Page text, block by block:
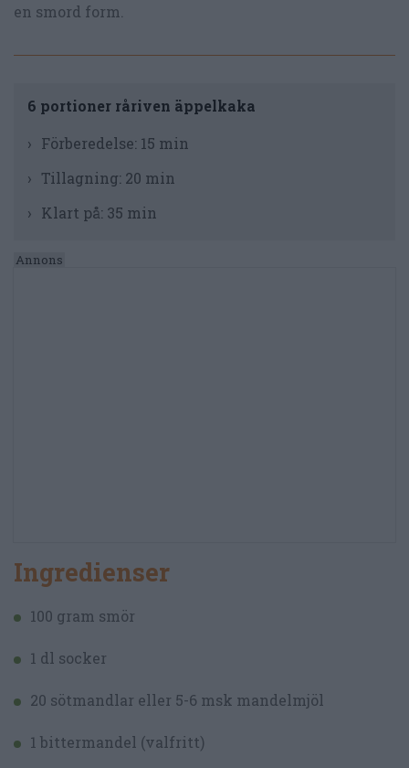
en smord form.
6 portioner råriven äppelkaka
Förberedelse: 15 min
Tillagning: 20 min
Klart på: 35 min
Ingredienser
100 gram smör
1 dl socker
20 sötmandlar eller 5-6 msk mandelmjöl
1 bittermandel (valfritt)